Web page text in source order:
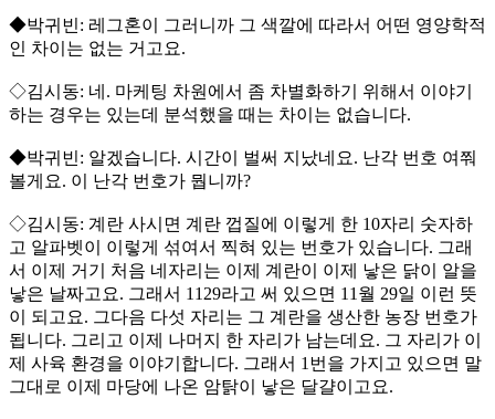
◆박귀빈: 레그혼이 그러니까 그 색깔에 따라서 어떤 영양학적
인 차이는 없는 거고요.
◇김시동: 네. 마케팅 차원에서 좀 차별화하기 위해서 이야기
하는 경우는 있는데 분석했을 때는 차이는 없습니다.
◆박귀빈: 알겠습니다. 시간이 벌써 지났네요. 난각 번호 여쭤
볼게요. 이 난각 번호가 뭡니까?
◇김시동: 계란 사시면 계란 껍질에 이렇게 한 10자리 숫자하
고 알파벳이 이렇게 섞여서 찍혀 있는 번호가 있습니다. 그래
서 이제 거기 처음 네자리는 이제 계란이 이제 낳은 닭이 알을
낳은 날짜고요. 그래서 1129라고 써 있으면 11월 29일 이런 뜻
이 되고요. 그다음 다섯 자리는 그 계란을 생산한 농장 번호가
됩니다. 그리고 이제 나머지 한 자리가 남는데요. 그 자리가 이
제 사육 환경을 이야기합니다. 그래서 1번을 가지고 있으면 말
그대로 이제 마당에 나온 암탉이 낳은 달걀이고요.